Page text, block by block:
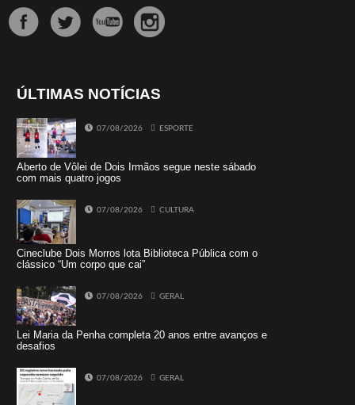
ÚLTIMAS NOTÍCIAS
07/08/2026 ESPORTE
Aberto de Vôlei de Dois Irmãos segue neste sábado
com mais quatro jogos
07/08/2026 CULTURA
Cineclube Dois Morros lota Biblioteca Pública com o
clássico “Um corpo que cai”
07/08/2026 GERAL
Lei Maria da Penha completa 20 anos entre avanços e
desafios
07/08/2026 GERAL